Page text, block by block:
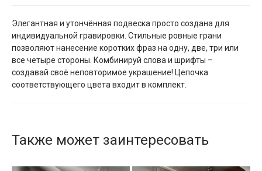
Элегантная и утончённая подвеска просто создана для
индивидуальной гравировки. Стильные ровные грани
позволяют нанесение коротких фраз на одну, две, три или
все четыре стороны. Комбинируй слова и шрифты –
создавай своё неповторимое украшение! Цепочка
соответствующего цвета входит в комплект.
Также может заинтересовать